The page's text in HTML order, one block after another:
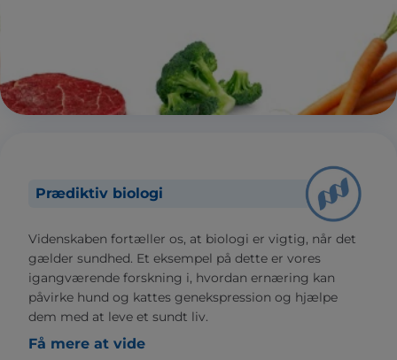
Prædiktiv biologi
Videnskaben fortæller os, at biologi er vigtig, når det
gælder sundhed. Et eksempel på dette er vores
igangværende forskning i, hvordan ernæring kan
påvirke hund og kattes genekspression og hjælpe
dem med at leve et sundt liv.
Få mere at vide